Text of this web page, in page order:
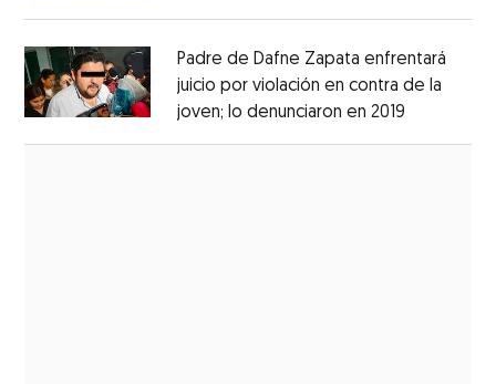
Padre de Dafne Zapata enfrentará
juicio por violación en contra de la
joven; lo denunciaron en 2019